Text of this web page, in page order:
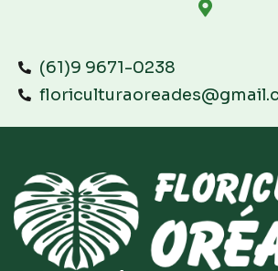
(61)9 9671-0238